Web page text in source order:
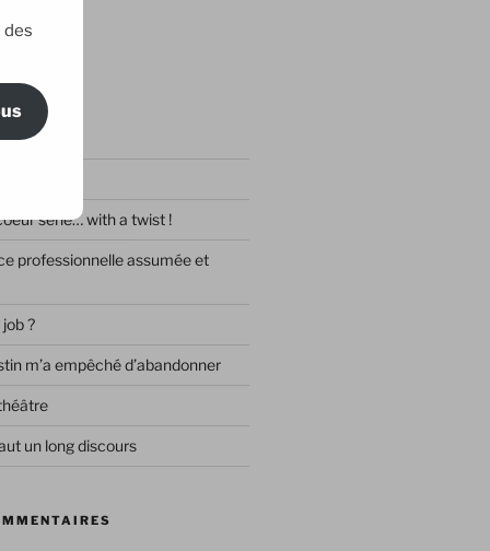
Maillard
série… with a twist !
professionnelle assumée et
?
m’a empêché d’abandonner
un long discours
des